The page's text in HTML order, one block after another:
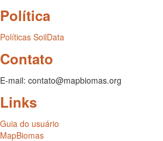
Política
Políticas SoilData
Contato
E-mail: contato@mapbiomas.org
Links
Guia do usuário
MapBiomas